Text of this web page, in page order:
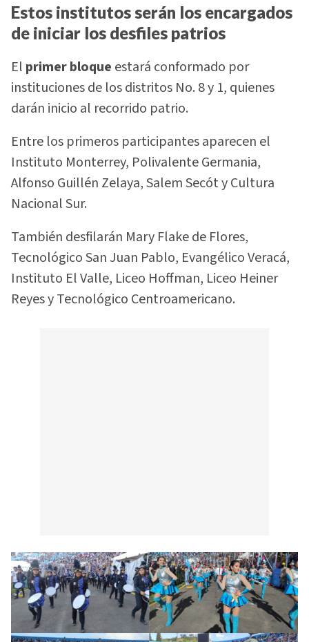
Estos institutos serán los encargados
de iniciar los desfiles patrios
El primer bloque estará conformado por
instituciones de los distritos No. 8 y 1, quienes
darán inicio al recorrido patrio.
Entre los primeros participantes aparecen el
Instituto Monterrey, Polivalente Germania,
Alfonso Guillén Zelaya, Salem Secót y Cultura
Nacional Sur.
También desfilarán Mary Flake de Flores,
Tecnológico San Juan Pablo, Evangélico Veracá,
Instituto El Valle, Liceo Hoffman, Liceo Heiner
Reyes y Tecnológico Centroamericano.